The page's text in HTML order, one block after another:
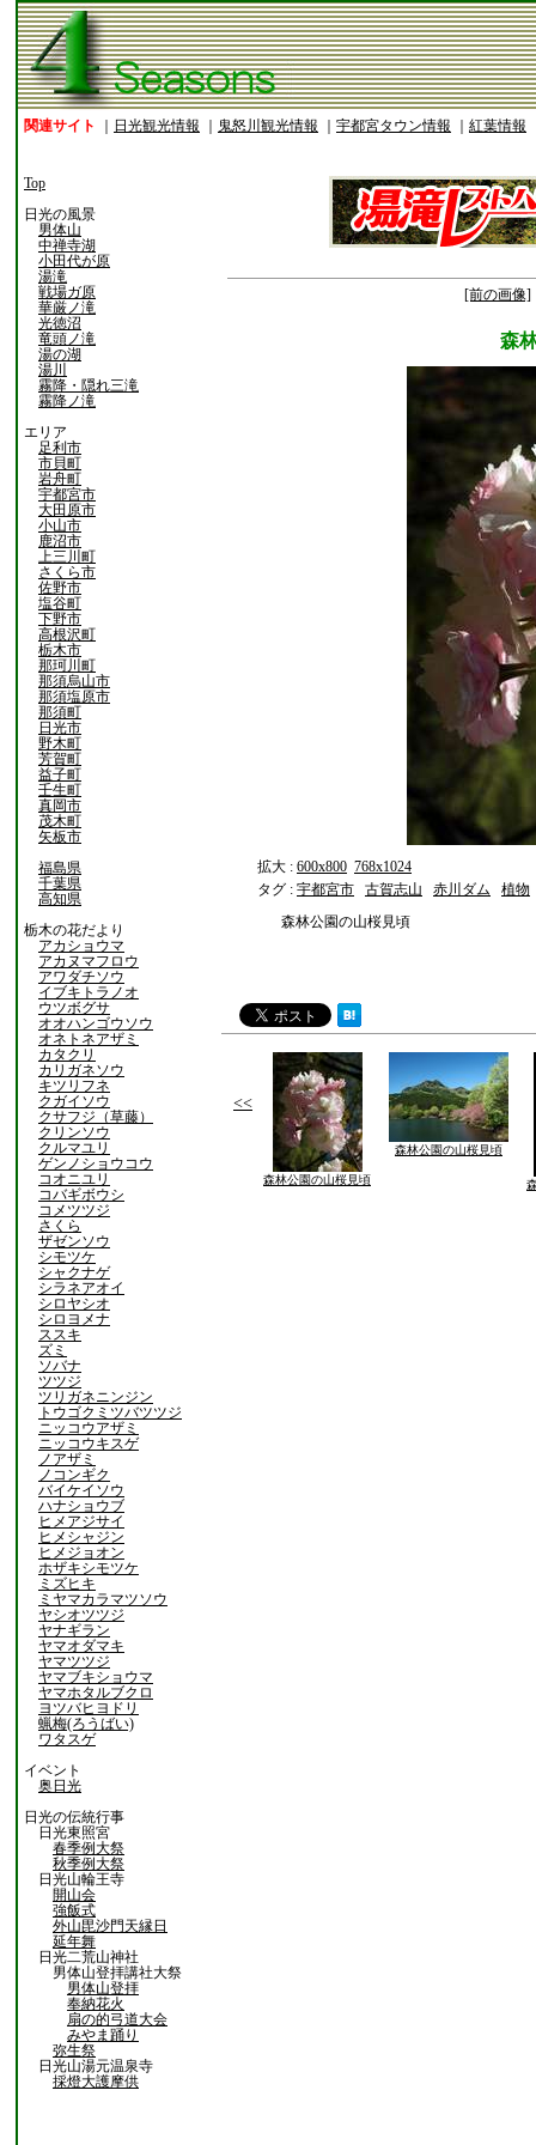
関連サイト 日光観光情報 鬼怒川観光情報 宇都宮タウン情報 紅葉情報
Top
日光の風景
男体山
中禅寺湖
小田代が原
湯滝
戦場ガ原
華厳ノ滝
光徳沼
竜頭ノ滝
湯の湖
湯川
霧降・隠れ三滝
霧降ノ滝
エリア
足利市
市貝町
岩舟町
宇都宮市
大田原市
小山市
鹿沼市
上三川町
さくら市
佐野市
塩谷町
下野市
高根沢町
栃木市
那珂川町
那須烏山市
那須塩原市
那須町
日光市
野木町
芳賀町
益子町
壬生町
真岡市
茂木町
矢板市
福島県
千葉県
高知県
栃木の花だより
アカショウマ
アカヌマフロウ
アワダチソウ
イブキトラノオ
ウツボグサ
オオハンゴウソウ
オネトネアザミ
カタクリ
カリガネソウ
キツリフネ
クガイソウ
クサフジ（草藤）
クリンソウ
クルマユリ
ゲンノショウコウ
コオニユリ
コバギボウシ
コメツツジ
さくら
ザゼンソウ
シモツケ
シャクナゲ
シラネアオイ
シロヤシオ
シロヨメナ
ススキ
ズミ
ソバナ
ツツジ
ツリガネニンジン
トウゴクミツバツツジ
ニッコウアザミ
ニッコウキスゲ
ノアザミ
ノコンギク
バイケイソウ
ハナショウブ
ヒメアジサイ
ヒメシャジン
ヒメジョオン
ホザキシモツケ
ミズヒキ
ミヤマカラマツソウ
ヤシオツツジ
ヤナギラン
ヤマオダマキ
ヤマツツジ
ヤマブキショウマ
ヤマホタルブクロ
ヨツバヒヨドリ
蝋梅(ろうばい)
ワタスゲ
イベント
奥日光
日光の伝統行事
日光東照宮
春季例大祭
秋季例大祭
日光山輪王寺
開山会
強飯式
外山毘沙門天縁日
延年舞
日光二荒山神社
男体山登拝講社大祭
男体山登拝
奉納花火
扇の的弓道大会
みやま踊り
弥生祭
日光山湯元温泉寺
採燈大護摩供
[前の画像]
森
拡大 : 600x800 768x1024
タグ : 宇都宮市 古賀志山 赤川ダム
植物
森林公園の山桜見頃
<<
森林公園の山桜見頃
森林公園の山桜見頃